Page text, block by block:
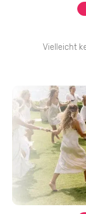
Vielleicht